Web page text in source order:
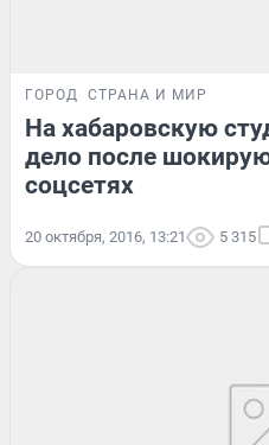
ГОРОД СТРАНА И МИР
На хабаровскую
дело после
соцсетях
20 октября, 2016, 13:21 5 315